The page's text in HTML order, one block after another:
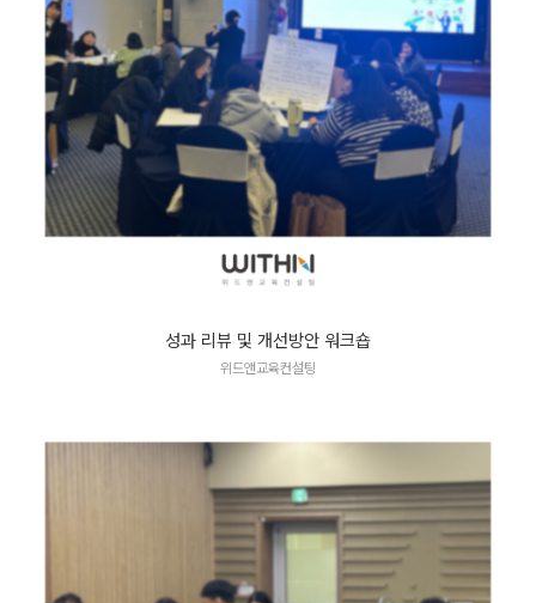
성과 리뷰 및 개선방안 워크숍
위드앤교육컨설팅